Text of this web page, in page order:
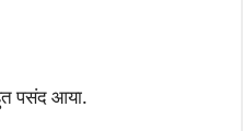
पसंद आया.